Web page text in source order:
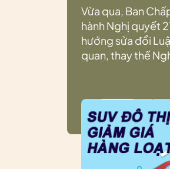
Vừa qua, Ban
hành Nghị quyết
hướng sửa đổi
quan, thay thế